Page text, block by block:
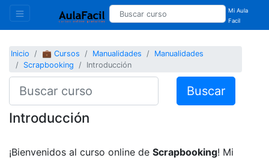
Mi Aula
Facil
Inicio 💼 Cursos Manualidades
Manualidades
Scrapbooking
Introducción
Buscar
Introducción
¡Bienvenidos al curso online de Scrapbooking! Mi